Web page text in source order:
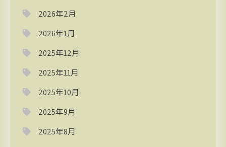
2026年2月
2026年1月
2025年12月
2025年11月
2025年10月
2025年9月
2025年8月